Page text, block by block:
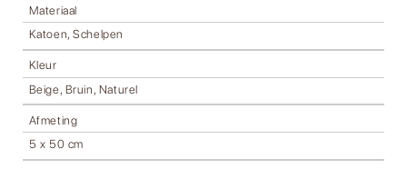
Materiaal
Katoen, Schelpen
Kleur
Beige, Bruin, Naturel
Afmeting
5 x 50 cm